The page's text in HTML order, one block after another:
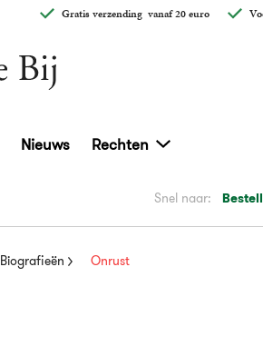
Gratis verzendingvanaf 20 euro
Nieuws Rechten
Snel naar:
Biografieën Onrust